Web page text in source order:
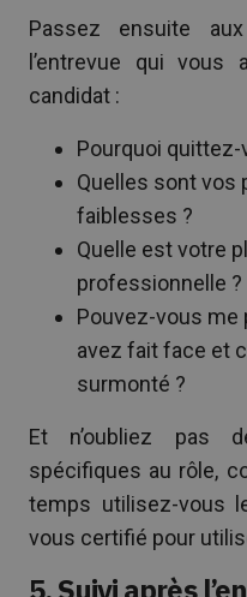
Passez ensuite
l’entrevue qui vous
candidat :
Pourquoi
Quelles sont vos
faiblesses ?
Quelle est votre
professionnelle ?
Pouvez-vous me
avez fait face et
surmonté ?
Et n’oubliez pas
spécifiques au rôle,
temps utilisez-vous
vous certifié pour